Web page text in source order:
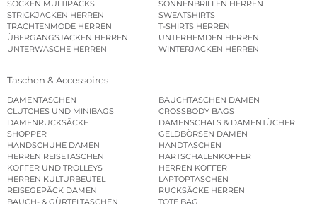
SOCKEN MULTIPACKS
SONNENBRILLEN HERREN
STRICKJACKEN HERREN
SWEATSHIRTS
TRACHTENMODE HERREN
T-SHIRTS HERREN
ÜBERGANGSJACKEN HERREN
UNTERHEMDEN HERREN
UNTERWÄSCHE HERREN
WINTERJACKEN HERREN
Taschen & Accessoires
DAMENTASCHEN
BAUCHTASCHEN DAMEN
CLUTCHES UND MINIBAGS
CROSSBODY BAGS
DAMENRUCKSÄCKE
DAMENSCHALS & DAMENTÜCHER
SHOPPER
GELDBÖRSEN DAMEN
HANDSCHUHE DAMEN
HANDTASCHEN
HERREN REISETASCHEN
HARTSCHALENKOFFER
KOFFER UND TROLLEYS
HERREN KOFFER
HERREN KULTURBEUTEL
LAPTOPTASCHEN
REISEGEPÄCK DAMEN
RUCKSÄCKE HERREN
BAUCH- & GÜRTELTASCHEN
TOTE BAG